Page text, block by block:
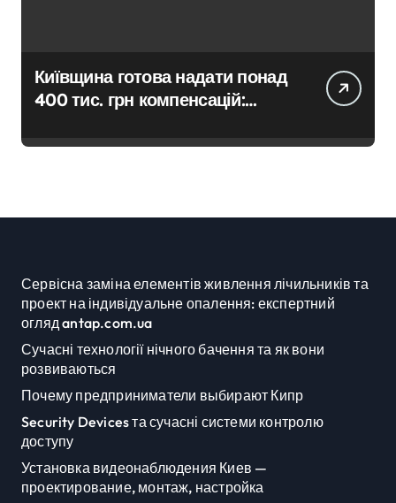
Київщина готова надати понад
400 тис. грн компенсацій:
постраждалих від війни
Сервісна заміна елементів живлення лічильників та
проект на індивідуальне опалення: експертний
огляд antap.com.ua
Сучасні технології нічного бачення та як вони
розвиваються
Почему предприниматели выбирают Кипр
Security Devices та сучасні системи контролю
доступу
Установка видеонаблюдения Киев —
проектирование, монтаж, настройка